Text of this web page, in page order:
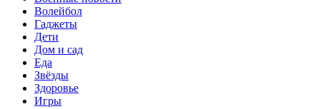
Волейбол
Гаджеты
Дети
Дом и сад
Еда
Звёзды
Здоровье
Игры